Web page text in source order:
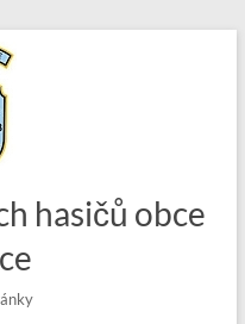
hasičů obce